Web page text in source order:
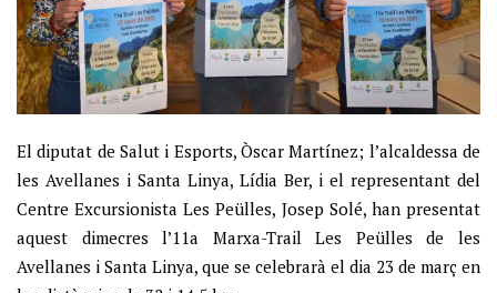
El diputat de Salut i Esports, Òscar Martínez; l’alcaldessa de
les Avellanes i Santa Linya, Lídia Ber, i el representant del
Centre Excursionista Les Peülles, Josep Solé, han presentat
aquest dimecres l’11a Marxa-Trail Les Peülles de les
Avellanes i Santa Linya, que se celebrarà el dia 23 de març en